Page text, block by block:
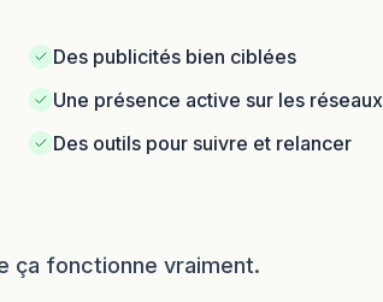
Des publicités bien ciblées
Une présence active sur les réseaux
Des outils pour suivre et relancer
ça fonctionne vraiment.